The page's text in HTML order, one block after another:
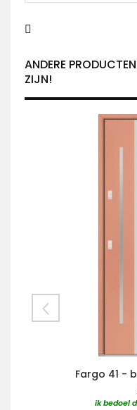
ANDERE
ZIJN!
Fargo 41 -
ik bedoel